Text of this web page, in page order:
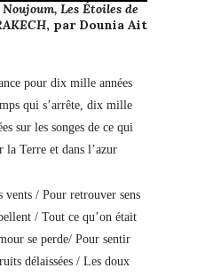
Les Étoiles de
, par Dounia Ait
pour dix mille années
qui s’arrête, dix mille
sur les songes de ce qui
la Terre et dans l’azur
vents / Pour retrouver sens
/ Tout ce qu’on était
se perde/ Pour sentir
délaissées / Les doux